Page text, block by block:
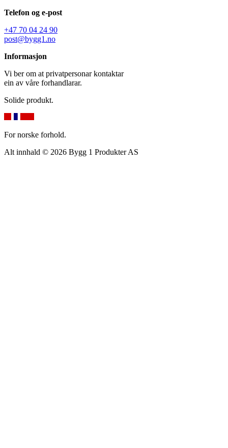
Telefon og e-post
+47 70 04 24 90
post@bygg1.no
Informasjon
Vi ber om at privatpersonar kontaktar
ein av våre forhandlarar.
Solide produkt.
For norske forhold.
Alt innhald © 2026 Bygg 1 Produkter AS